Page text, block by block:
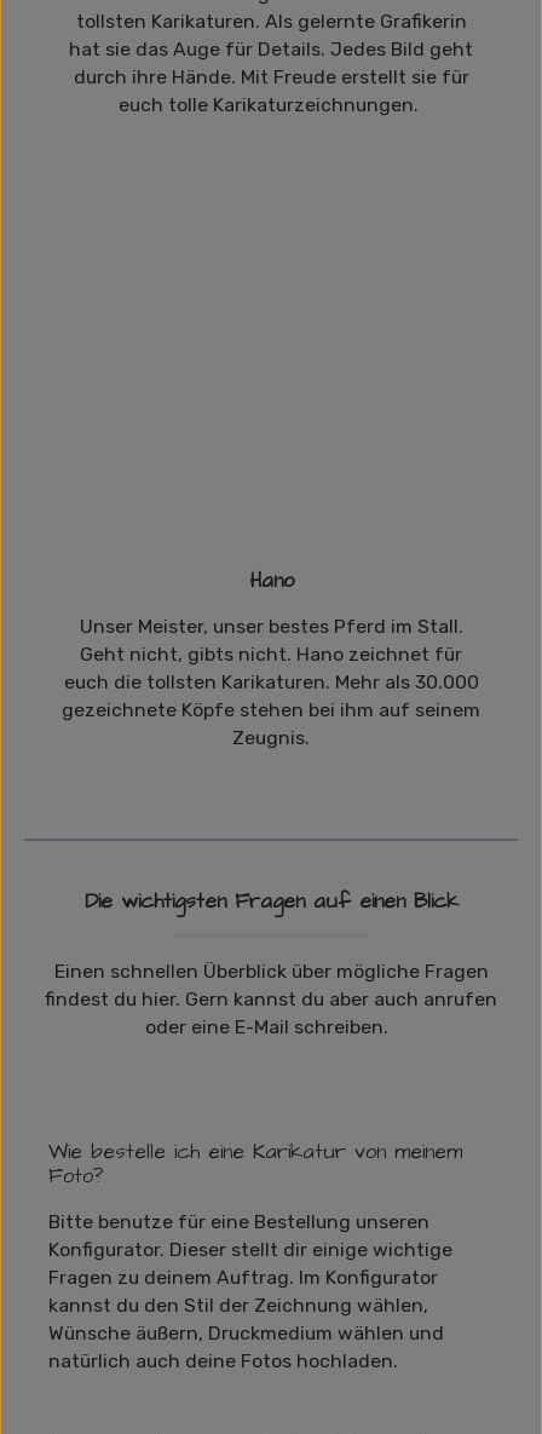
tollsten Karikaturen. Als gelernte Grafikerin
hat sie das Auge für Details. Jedes Bild geht
durch ihre Hände. Mit Freude erstellt sie für
euch tolle Karikaturzeichnungen.
Hano
Unser Meister, unser bestes Pferd im Stall.
Geht nicht, gibts nicht. Hano zeichnet für
euch die tollsten Karikaturen. Mehr als 30.000
gezeichnete Köpfe stehen bei ihm auf seinem
Zeugnis.
Die wichtigsten Fragen auf einen Blick
Einen schnellen Überblick über mögliche Fragen
findest du hier. Gern kannst du aber auch anrufen
oder eine E-Mail schreiben.
Wie bestelle ich eine Karikatur von meinem
Foto?
Bitte benutze für eine Bestellung unseren
Konfigurator. Dieser stellt dir einige wichtige
Fragen zu deinem Auftrag. Im Konfigurator
kannst du den Stil der Zeichnung wählen,
Wünsche äußern, Druckmedium wählen und
natürlich auch deine Fotos hochladen.